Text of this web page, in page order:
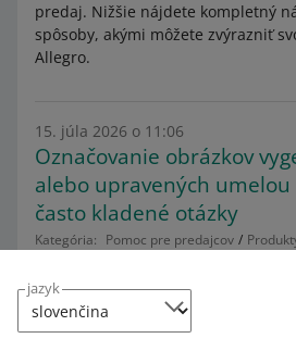
jazyk
predaj. Nižšie nájdete kompletný
spôsoby, akými môžete zvýrazniť
Allegro.
15. júla 2026 o 11:06
Označovanie obrázkov
alebo upravených
často kladené otázky
Kategória: Pomoc pre predajcov
2. augusta nadobudne účinnosť akt
inteligencii. Zavedie nové pravidlá
online obsahu generovaného